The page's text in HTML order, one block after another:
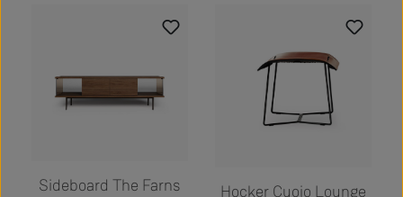
Sideboard The Farns Hocker Cuoio Lounge